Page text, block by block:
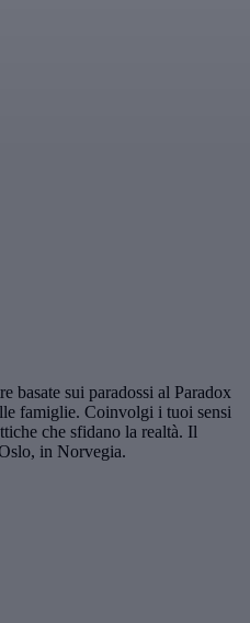
basate sui paradossi al Paradox
famiglie. Coinvolgi i tuoi sensi
che sfidano la realtà. Il
in Norvegia.